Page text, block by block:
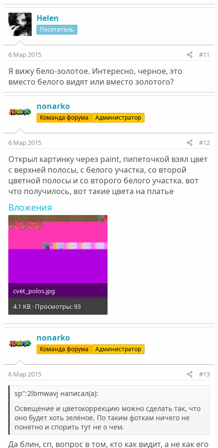
Helen
Посетитель
6 Мар 2015 #11
Я вижу бело-золотое. Интересно, черное, это
вместо белого видят или вместо золотого?
nonarko
Команда форума Администратор
6 Мар 2015 #12
Открыл картинку через paint, пипеточкой взял цвет
с верхней полосы, с белого участка, со второй
цветной полосы и со второго белого участка, вот
что получилось, вот такие цвета на платье
Вложения
cvet_polos.jpg
4.1 KB · Просмотры: 93
nonarko
Команда форума Администратор
6 Мар 2015 #13
sp":2lbmwavj написал(а):
Освещение и цветокоррекцию можно сделать так, что
оно будет хоть зелёное. По таким фоткам ничего не
понятно и спорить тут не о чем.
Да блин, сп, вопрос в том, кто как видит, а не как его